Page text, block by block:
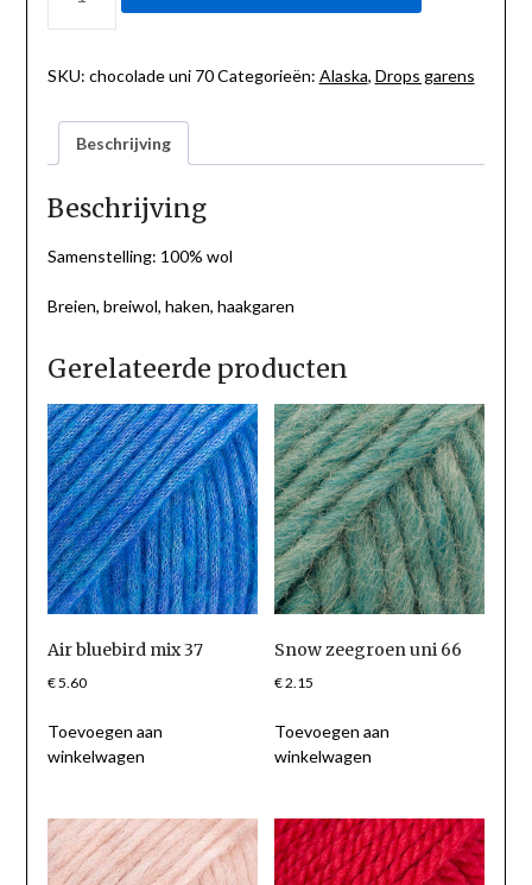
AANTAL
SKU: chocolade uni 70 Categorieën: Alaska, Drops garens
Beschrijving
Beschrijving
Samenstelling: 100% wol
Breien, breiwol, haken, haakgaren
Gerelateerde producten
Air bluebird mix 37
€5.60
Toevoegen aan
winkelwagen
Snow zeegroen uni 66
€2.15
Toevoegen aan
winkelwagen